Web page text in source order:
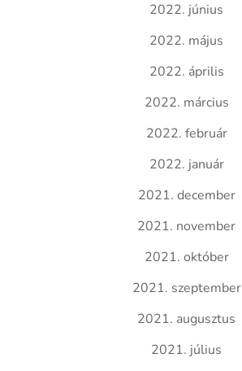
2022. június
2022. május
2022. április
2022. március
2022. február
2022. január
2021. december
2021. november
2021. október
2021. szeptember
2021. augusztus
2021. július